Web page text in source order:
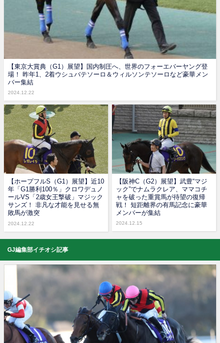
【東京大賞典（G1）展望】国内制圧へ、世界のフォーエバーヤング登
場！ 昨年1、2着ウシュバテソーロ＆ウィルソンテソーロなど豪華メン
バー集結
2024.12.22
【ホープフルS（G1）展望】近10
年「G1勝利100％」クロワデュノ
ールVS「2歳女王撃破」マジック
サンズ！ 非凡な才能を見せる無
敗馬が激突
2024.12.22
【阪神C（G2）展望】武豊“マジ
ック”でナムラクレア、ママコチ
ャを破った重賞馬が待望の復帰
戦！ 短距離界の有馬記念に豪華
メンバーが集結
2024.12.15
GJ編集部イチオシ記事